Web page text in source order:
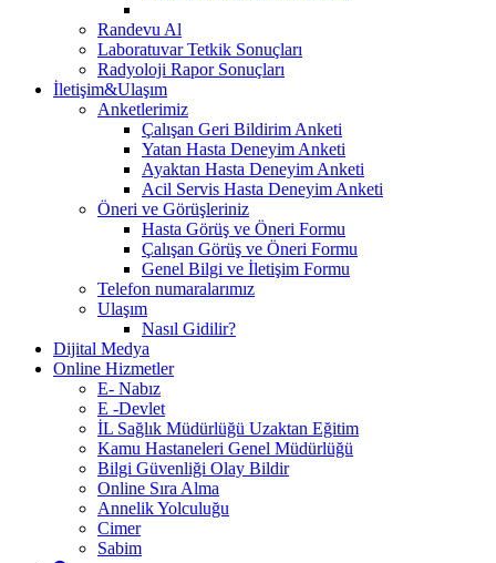
Randevu Al
Laboratuvar Tetkik Sonuçları
Radyoloji Rapor Sonuçları
İletişim&Ulaşım
Anketlerimiz
Çalışan Geri Bildirim Anketi
Yatan Hasta Deneyim Anketi
Ayaktan Hasta Deneyim Anketi
Acil Servis Hasta Deneyim Anketi
Öneri ve Görüşleriniz
Hasta Görüş ve Öneri Formu
Çalışan Görüş ve Öneri Formu
Genel Bilgi ve İletişim Formu
Telefon numaralarımız
Ulaşım
Nasıl Gidilir?
Dijital Medya
Online Hizmetler
E- Nabız
E -Devlet
İL Sağlık Müdürlüğü Uzaktan Eğitim
Kamu Hastaneleri Genel Müdürlüğü
Bilgi Güvenliği Olay Bildir
Online Sıra Alma
Annelik Yolculuğu
Cimer
Sabim